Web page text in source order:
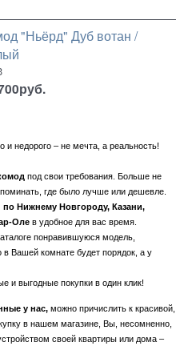
"Ньёрд" Дуб вотан /
руб.
и недорого – не мечта, а реальность!
под свои требования. Больше не
где было лучше или дешевле.
по Нижнему Новгороду, Казани,
Оле в удобное для вас время.
понравившуюся модель,
Вашей комнате будет порядок, а у
и выгодные покупки в один клик!
у нас, можно причислить к красивой,
в нашем магазине, Вы, несомненно,
своей квартиры или дома –